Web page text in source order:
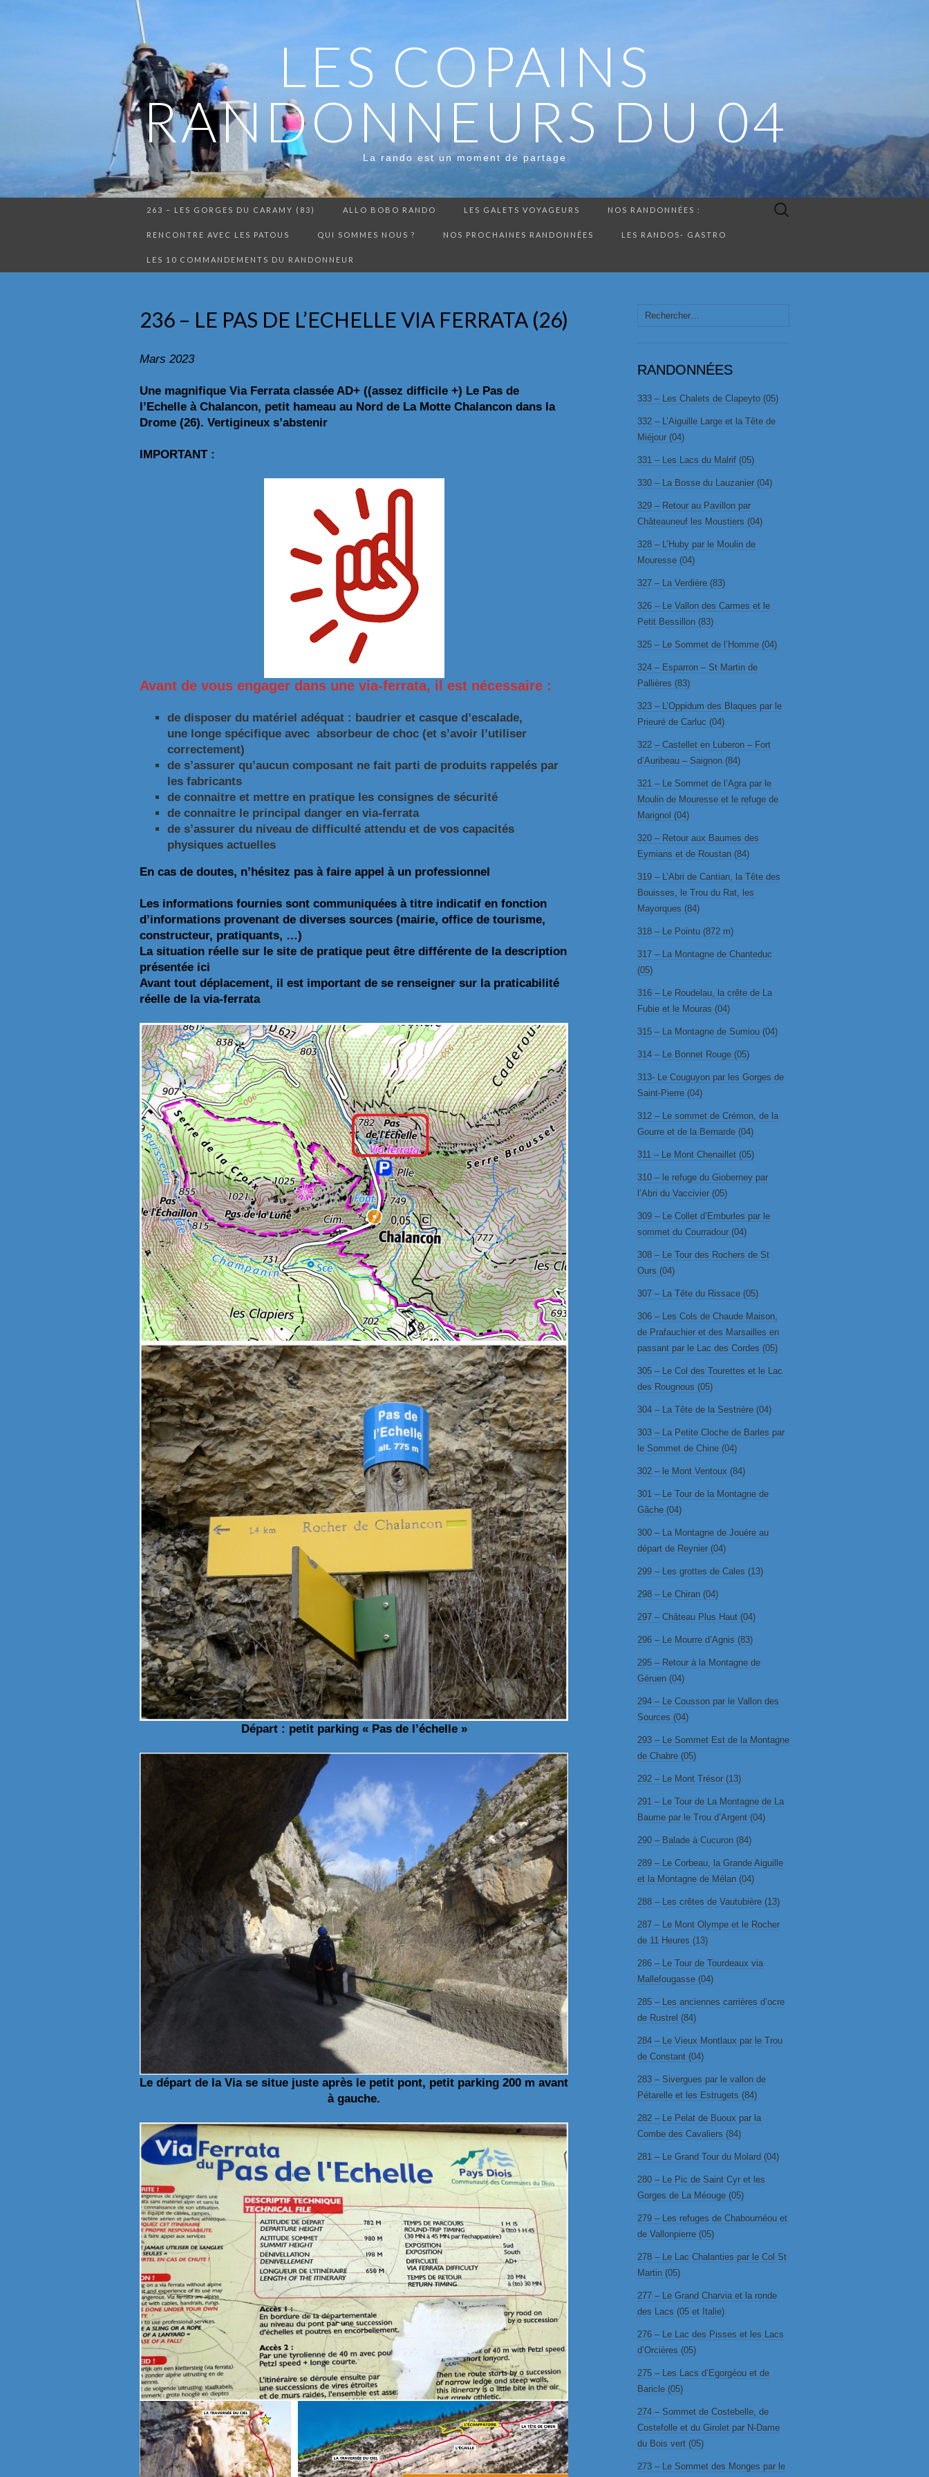
LES COPAINS
RANDONNEURS DU 04
La rando est un moment de partage
263 – LES GORGES DU CARAMY (83) ALLO BOBO RANDO LES GALETS VOYAGEURS NOS RANDONNÉES :
RENCONTRE AVEC LES PATOUS QUI SOMMES NOUS ? NOS PROCHAINES RANDONNÉES LES RANDOS- GASTRO
LES 10 COMMANDEMENTS DU RANDONNEUR
Rechercher :
236 – LE PAS DE L’ECHELLE VIA FERRATA (26)
Mars 2023
Une magnifique Via Ferrata classée AD+ ((assez difficile +) Le Pas de
l’Echelle à Chalancon, petit hameau au Nord de La Motte Chalancon dans la
Drome (26). Vertigineux s’abstenir
IMPORTANT :
Avant de vous engager dans une via-ferrata, il est nécessaire :
de disposer du matériel adéquat : baudrier et casque d’escalade,
une longe spécifique avec absorbeur de choc (et s’avoir l’utiliser
correctement)
de s’assurer qu’aucun composant ne fait parti de produits rappelés par
les fabricants
de connaitre et mettre en pratique les consignes de sécurité
de connaitre le principal danger en via-ferrata
de s’assurer du niveau de difficulté attendu et de vos capacités
physiques actuelles
En cas de doutes, n’hésitez pas à faire appel à un professionnel
Les informations fournies sont communiquées à titre indicatif en fonction
d’informations provenant de diverses sources (mairie, office de tourisme,
constructeur, pratiquants, …)
La situation réelle sur le site de pratique peut être différente de la description
présentée ici
Avant tout déplacement, il est important de se renseigner sur la praticabilité
réelle de la via-ferrata
Départ : petit parking « Pas de l’échelle »
Le départ de la Via se situe juste après le petit pont, petit parking 200 m avant
à gauche.
Rechercher :
RANDONNÉES
333 – Les Chalets de Clapeyto (05)
332 – L’Aiguille Large et la Tête de
Miéjour (04)
331 – Les Lacs du Malrif (05)
330 – La Bosse du Lauzanier (04)
329 – Retour au Pavillon par
Châteauneuf les Moustiers (04)
328 – L’Huby par le Moulin de
Mouresse (04)
327 – La Verdière (83)
326 – Le Vallon des Carmes et le
Petit Bessillon (83)
325 – Le Sommet de l’Homme (04)
324 – Esparron – St Martin de
Pallières (83)
323 – L’Oppidum des Blaques par le
Prieuré de Carluc (04)
322 – Castellet en Luberon – Fort
d’Auribeau – Saignon (84)
321 – Le Sommet de l’Agra par le
Moulin de Mouresse et le refuge de
Marignol (04)
320 – Retour aux Baumes des
Eymians et de Roustan (84)
319 – L’Abri de Cantian, la Tête des
Bouisses, le Trou du Rat, les
Mayorques (84)
318 – Le Pointu (872 m)
317 – La Montagne de Chanteduc
(05)
316 – Le Roudelau, la crête de La
Fubie et le Mouras (04)
315 – La Montagne de Sumiou (04)
314 – Le Bonnet Rouge (05)
313- Le Couguyon par les Gorges de
Saint-Pierre (04)
312 – Le sommet de Crémon, de la
Gourre et de la Bernarde (04)
311 – Le Mont Chenaillet (05)
310 – le refuge du Gioberney par
l’Abri du Vaccivier (05)
309 – Le Collet d’Emburles par le
sommet du Courradour (04)
308 – Le Tour des Rochers de St
Ours (04)
307 – La Tête du Rissace (05)
306 – Les Cols de Chaude Maison,
de Prafauchier et des Marsailles en
passant par le Lac des Cordes (05)
305 – Le Col des Tourettes et le Lac
des Rougnous (05)
304 – La Tête de la Sestrière (04)
303 – La Petite Cloche de Barles par
le Sommet de Chine (04)
302 – le Mont Ventoux (84)
301 – Le Tour de la Montagne de
Gâche (04)
300 – La Montagne de Jouére au
départ de Reynier (04)
299 – Les grottes de Cales (13)
298 – Le Chiran (04)
297 – Château Plus Haut (04)
296 – Le Mourre d’Agnis (83)
295 – Retour à la Montagne de
Géruen (04)
294 – Le Cousson par le Vallon des
Sources (04)
293 – Le Sommet Est de la Montagne
de Chabre (05)
292 – Le Mont Trésor (13)
291 – Le Tour de La Montagne de La
Baume par le Trou d’Argent (04)
290 – Balade à Cucuron (84)
289 – Le Corbeau, la Grande Aiguille
et la Montagne de Mélan (04)
288 – Les crêtes de Vautubière (13)
287 – Le Mont Olympe et le Rocher
de 11 Heures (13)
286 – Le Tour de Tourdeaux via
Mallefougasse (04)
285 – Les anciennes carrières d’ocre
de Rustrel (84)
284 – Le Vieux Montlaux par le Trou
de Constant (04)
283 – Sivergues par le vallon de
Pétarelle et les Estrugets (84)
282 – Le Pelat de Buoux par la
Combe des Cavaliers (84)
281 – Le Grand Tour du Molard (04)
280 – Le Pic de Saint Cyr et les
Gorges de La Méouge (05)
279 – Les refuges de Chabournéou et
de Vallonpierre (05)
278 – Le Lac Chalanties par le Col St
Martin (05)
277 – Le Grand Charvia et la ronde
des Lacs (05 et Italie)
276 – Le Lac des Pisses et les Lacs
d’Orcières (05)
275 – Les Lacs d’Egorgéou et de
Baricle (05)
274 – Sommet de Costebelle, de
Costefolle et du Girolet par N-Dame
du Bois vert (05)
273 – Le Sommet des Monges par le